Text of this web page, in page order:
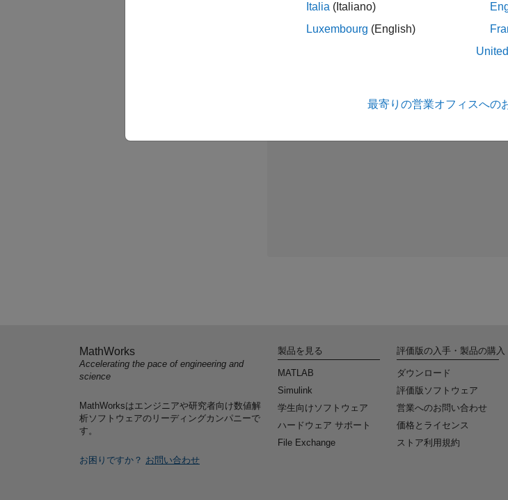
JP-Tokyo| 企業向けセールス | 社会人採
As a Senior Sales Account Manager for
Italia (Italiano)
Luxembourg (English)
最寄りの営業オフィスへの
MathWorks
Accelerating the pace of engineering and
science
MathWorksはエンジニアや研究者向け数値解
析ソフトウェアのリーディングカンパニーで
す。
お困りですか？ お問い合わせ
製品を見る
MATLAB
Simulink
学生向けソフトウェア
ハードウェア サポート
File Exchange
評価版の入手・製品の購入
ダウンロード
評価版ソフトウェア
営業へのお問い合わせ
価格とライセンス
ストア利用規約